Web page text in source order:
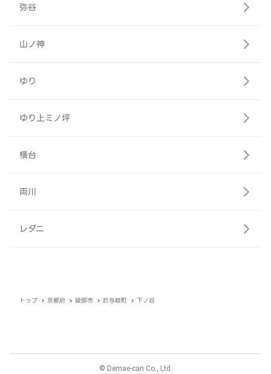
弥谷
山ノ神
ゆり
ゆり上ミノ坪
横台
両川
レダニ
トップ 京都府 綾部市 於与岐町 下ノ谷
© Demae-can Co., Ltd.